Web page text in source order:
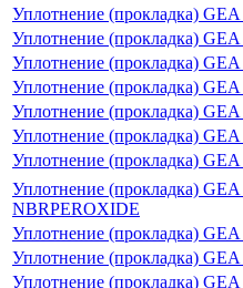
Уплотнение (прокладка)
Уплотнение (прокладка)
Уплотнение (прокладка)
Уплотнение (прокладка)
Уплотнение (прокладка)
Уплотнение (прокладка)
Уплотнение (прокладка)
Уплотнение (прокладка)
NBRPEROXIDE
Уплотнение (прокладка)
Уплотнение (прокладка)
Уплотнение (прокладка)